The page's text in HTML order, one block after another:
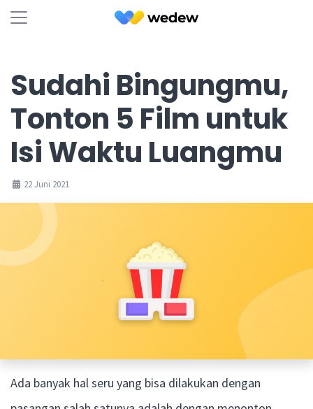
Sudahi Bingungmu,
Tonton 5 Film untuk
Isi Waktu Luangmu
22 Juni 2021
Ada banyak hal seru yang bisa dilakukan dengan